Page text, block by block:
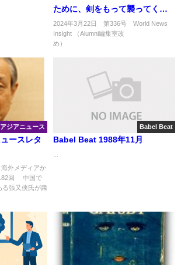
ために、剣をもって襲ってくる
敵に立ち向かう勇気があります
か」
2024年3月22日 第336号 World News
Insight （Alumni編集室改
め）
ジアニュース
ースレタ
外メディアか
182回 中国で
る張又侠氏が粛
Babel Beat
Babel Beat 1988年11月